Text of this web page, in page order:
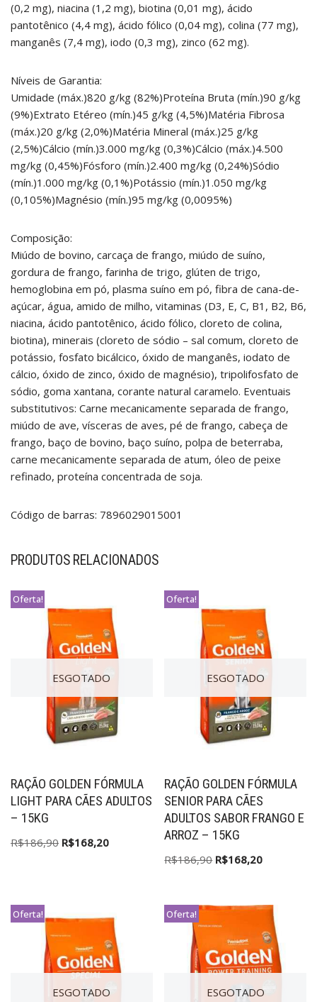
(0,2 mg), niacina (1,2 mg), biotina (0,01 mg), ácido
pantotênico (4,4 mg), ácido fólico (0,04 mg), colina (77 mg),
manganês (7,4 mg), iodo (0,3 mg), zinco (62 mg).
Níveis de Garantia:
Umidade (máx.)820 g/kg (82%)Proteína Bruta (mín.)90 g/kg
(9%)Extrato Etéreo (mín.)45 g/kg (4,5%)Matéria Fibrosa
(máx.)20 g/kg (2,0%)Matéria Mineral (máx.)25 g/kg
(2,5%)Cálcio (mín.)3.000 mg/kg (0,3%)Cálcio (máx.)4.500
mg/kg (0,45%)Fósforo (mín.)2.400 mg/kg (0,24%)Sódio
(mín.)1.000 mg/kg (0,1%)Potássio (mín.)1.050 mg/kg
(0,105%)Magnésio (mín.)95 mg/kg (0,0095%)
Composição:
Miúdo de bovino, carcaça de frango, miúdo de suíno,
gordura de frango, farinha de trigo, glúten de trigo,
hemoglobina em pó, plasma suíno em pó, fibra de cana-de-
açúcar, água, amido de milho, vitaminas (D3, E, C, B1, B2, B6,
niacina, ácido pantotênico, ácido fólico, cloreto de colina,
biotina), minerais (cloreto de sódio – sal comum, cloreto de
potássio, fosfato bicálcico, óxido de manganês, iodato de
cálcio, óxido de zinco, óxido de magnésio), tripolifosfato de
sódio, goma xantana, corante natural caramelo. Eventuais
substitutivos: Carne mecanicamente separada de frango,
miúdo de ave, vísceras de aves, pé de frango, cabeça de
frango, baço de bovino, baço suíno, polpa de beterraba,
carne mecanicamente separada de atum, óleo de peixe
refinado, proteína concentrada de soja.
Código de barras: 7896029015001
PRODUTOS RELACIONADOS
ESGOTADO
Oferta!
RAÇÃO GOLDEN FÓRMULA
LIGHT PARA CÃES ADULTOS
– 15KG
R$186,90 R$168,20
ESGOTADO
Oferta!
RAÇÃO GOLDEN FÓRMULA
SENIOR PARA CÃES
ADULTOS SABOR FRANGO E
ARROZ – 15KG
R$186,90 R$168,20
ESGOTADO
Oferta!
ESGOTADO
Oferta!